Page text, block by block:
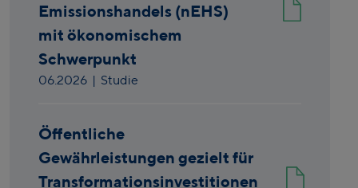
Emissionshandels (nEHS)
mit ökonomischem
Schwerpunkt
06.2026 | Studie
Öffentliche
Gewährleistungen gezielt für
Transformationsinvestitionen